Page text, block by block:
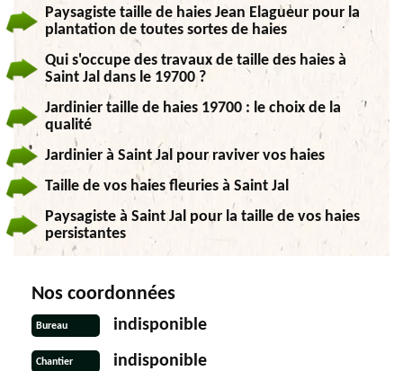
Paysagiste taille de haies Jean Elagueur pour la
plantation de toutes sortes de haies
Qui s'occupe des travaux de taille des haies à
Saint Jal dans le 19700 ?
Jardinier taille de haies 19700 : le choix de la
qualité
Jardinier à Saint Jal pour raviver vos haies
Taille de vos haies fleuries à Saint Jal
Paysagiste à Saint Jal pour la taille de vos haies
persistantes
Nos coordonnées
Bureau indisponible
Chantier indisponible